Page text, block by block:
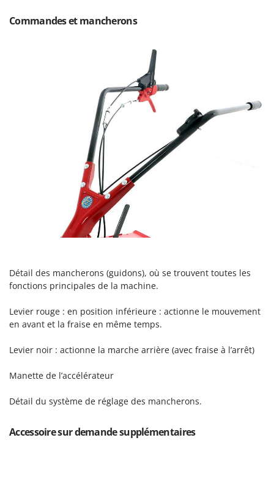
Seven Italy
Simatech
Sirman
Smartwood
Solidur
Spice Electronics
Spring Protezione
Commandes et mancherons
Détail des mancherons (guidons), où se trouvent toutes les
fonctions principales de la machine.
Levier rouge : en position inférieure : actionne le mouvement
en avant et la fraise en même temps.
Levier noir : actionne la marche arrière (avec fraise à l’arrêt)
Manette de l’accélérateur
Détail du système de réglage des mancherons.
Accessoire sur demande supplémentaires